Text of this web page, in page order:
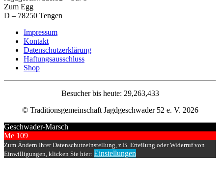
Zum Egg
D – 78250 Tengen
Impressum
Kontakt
Datenschutzerklärung
Haftungsausschluss
Shop
Besucher bis heute: 29,263,433
© Traditionsgemeinschaft Jagdgeschwader 52 e. V. 2026
Geschwader-Marsch
Me 109
Zum Ändern Ihrer Datenschutzeinstellung, z.B. Erteilung oder Widerruf von
Einwilligungen, klicken Sie hier: Einstellungen